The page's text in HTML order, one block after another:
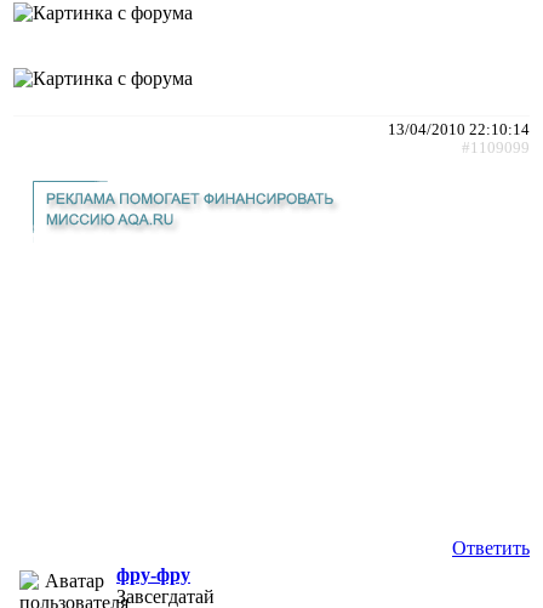
13/04/2010 22:10:14
#1109099
Ответить
фру-фру
Завсегдатай